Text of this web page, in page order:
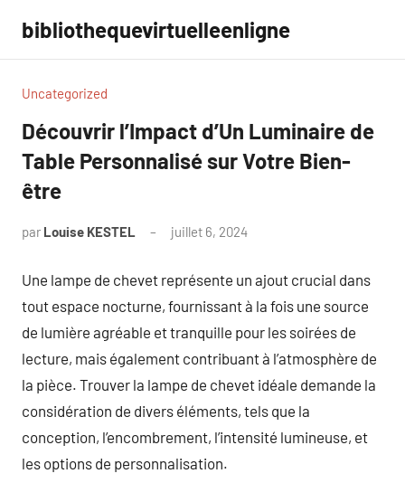
contenu
bibliothequevirtuelleenligne
Uncategorized
Découvrir l’Impact d’Un Luminaire de
Table Personnalisé sur Votre Bien-
être
par Louise KESTEL juillet 6, 2024
Une lampe de chevet représente un ajout crucial dans
tout espace nocturne, fournissant à la fois une source
de lumière agréable et tranquille pour les soirées de
lecture, mais également contribuant à l’atmosphère de
la pièce. Trouver la lampe de chevet idéale demande la
considération de divers éléments, tels que la
conception, l’encombrement, l’intensité lumineuse, et
les options de personnalisation.